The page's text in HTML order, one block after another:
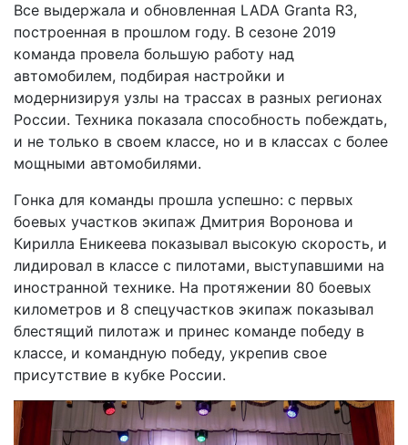
Все выдержала и обновленная LADA Granta R3,
построенная в прошлом году. В сезоне 2019
команда провела большую работу над
автомобилем, подбирая настройки и
модернизируя узлы на трассах в разных регионах
России. Техника показала способность побеждать,
и не только в своем классе, но и в классах с более
мощными автомобилями.
Гонка для команды прошла успешно: с первых
боевых участков экипаж Дмитрия Воронова и
Кирилла Еникеева показывал высокую скорость, и
лидировал в классе с пилотами, выступавшими на
иностранной технике. На протяжении 80 боевых
километров и 8 спецучастков экипаж показывал
блестящий пилотаж и принес команде победу в
классе, и командную победу, укрепив свое
присутствие в кубке России.